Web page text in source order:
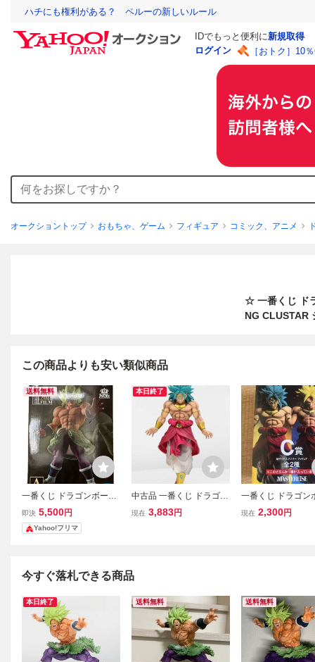
ハチにも権利がある？ ペルーの新しいルール
IDでもっと便利に新規取得
ログイン
［おトク］10
オークショントップ おもちゃ、ゲーム フィギュア コミック、アニメ
☆ 一番くじ ド
NG CLUSTAR
この商品よりも安い類似商品
送料無料
一番くじ ドラゴンボール
超 THE 20TH FILM A賞 超
サイヤ人ブロリーフルパ
ワーフィギュア
即決 5,500円
Yahoo!フリマ
本日終了
中古品 一番くじ ドラゴン
ボール BACK TO THE FIL
現在 3,883円
一番くじ ドラゴン
BACK TO THE
現在 2,300円
今すぐ落札できる商品
本日終了 送料無料 送料無料